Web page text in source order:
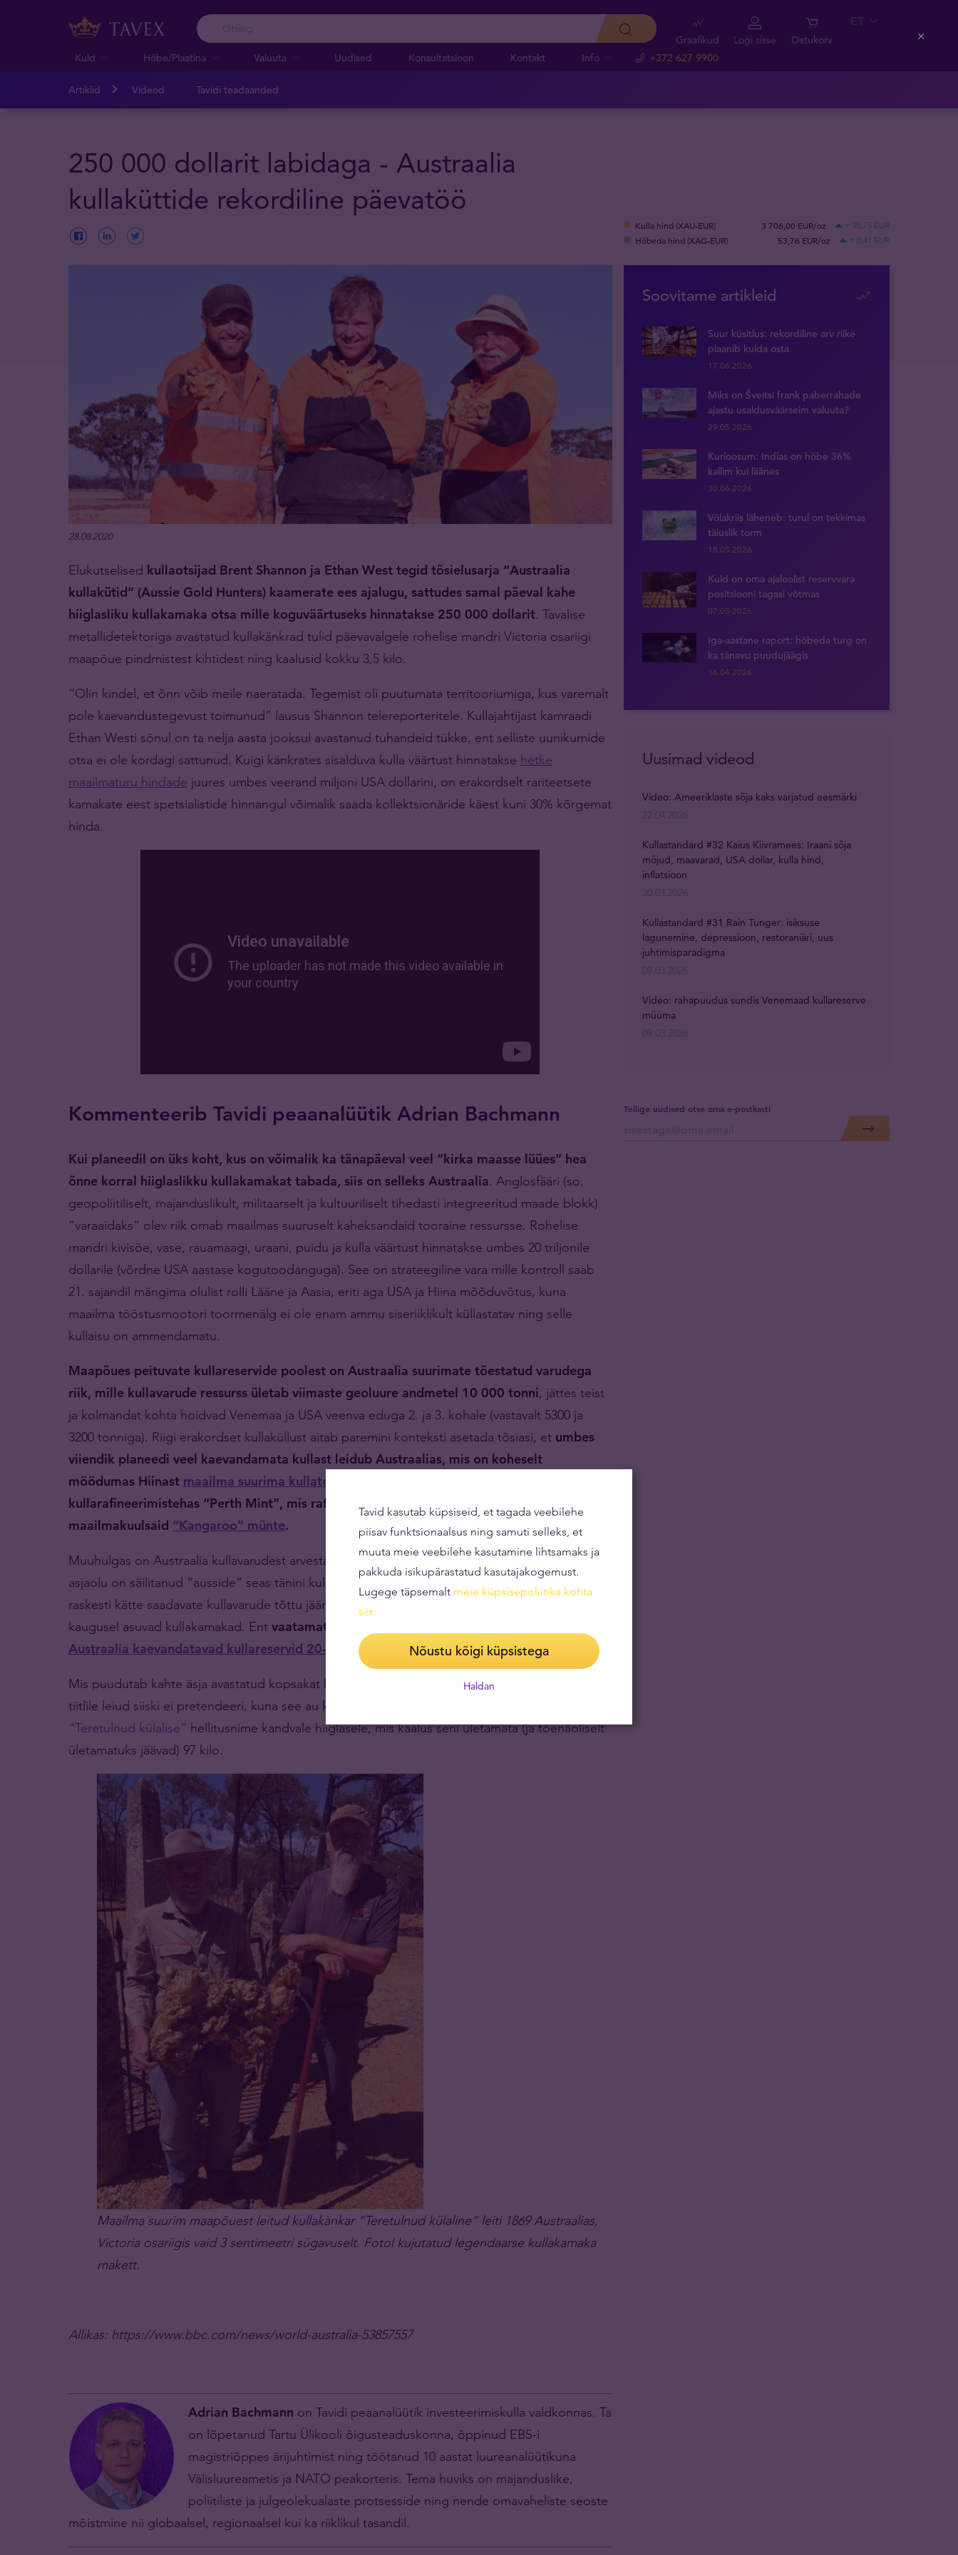
Kuld Hõbe/Plaatina Valuuta Uudised Konsultatsioon Kontakt Info +372 627 9900
Graafikud Logi sisse Ostukorv
ET
Artiklid Videod Tavidi teadaanded
250 000 dollarit labidaga - Austraalia
kullaküttide rekordiline päevatöö
Kulla hind (XAU-EUR) 3 706,00 EUR/oz + 95,75 EUR
Hõbeda hind (XAG-EUR) 53,76 EUR/oz + 0,41 EUR
28.08.2020
Elukutselised kullaotsijad Brent Shannon ja Ethan West tegid tõsielusarja “Austraalia
kullakütid” (Aussie Gold Hunters) kaamerate ees ajalugu, sattudes samal päeval kahe
hiiglasliku kullakamaka otsa mille koguväärtuseks hinnatakse 250 000 dollarit. Tavalise
metallidetektoriga avastatud kullakänkrad tulid päevavalgele rohelise mandri Victoria osariigi
maapõue pindmistest kihtidest ning kaalusid kokku 3,5 kilo.
“Olin kindel, et õnn võib meile naeratada. Tegemist oli puutumata territooriumiga, kus varemalt
pole kaevandustegevust toimunud” lausus Shannon telereporteritele. Kullajahtijast kamraadi
Ethan Westi sõnul on ta nelja aasta jooksul avastanud tuhandeid tükke, ent selliste uunikumide
otsa ei ole kordagi sattunud. Kuigi känkrates sisalduva kulla väärtust hinnatakse hetke
maailmaturu hindade juures umbes veerand miljoni USA dollarini, on erakordselt rariteetsete
kamakate eest spetsialistide hinnangul võimalik saada kollektsionäride käest kuni 30% kõrgemat
hinda.
Kommenteerib Tavidi peaanalüütik Adrian Bachmann
Kui planeedil on üks koht, kus on võimalik ka tänapäeval veel “kirka maasse lüües” hea
õnne korral hiiglaslikku kullakamakat tabada, siis on selleks Austraalia. Anglosfääri (so.
geopoliitiliselt, majanduslikult, militaarselt ja kultuuriliselt tihedasti integreeritud maade blokk)
“varaaidaks” olev riik omab maailmas suuruselt kaheksandaid tooraine ressursse. Rohelise
mandri kivisöe, vase, rauamaagi, uraani, puidu ja kulla väärtust hinnatakse umbes 20 triljonile
dollarile (võrdne USA aastase kogutoodanguga). See on strateegiline vara mille kontroll saab
21. sajandil mängima olulist rolli Lääne ja Aasia, eriti aga USA ja Hiina mõõduvõtus, kuna
maailma tööstusmootori toormenälg ei ole enam ammu siseriiklikult küllastatav ning selle
kullaisu on ammendamatu.
Maapõues peituvate kullareservide poolest on Austraalia suurimate tõestatud varudega
riik, mille kullavarude ressurss ületab viimaste geoluure andmetel 10 000 tonni, jättes teist
ja kolmandat kohta hoidvad Venemaa ja USA veenva eduga 2. ja 3. kohale (vastavalt 5300 ja
3200 tonniga). Riigi erakordset kullaküllust aitab paremini konteksti asetada tõsiasi, et umbes
viiendik planeedi veel kaevandamata kullast leidub Austraalias, mis on koheselt
möödumas Hiinast maailma suurima kullatootjana
kullarafineerimistehas “Perth Mint”, mis rafineerib 90% riigi kullatoodangust ning toodab
maailmakuulsaid “Kangaroo” münte.
Muuhulgas on Austraalia kullavarudest arvestatav osa suhteliselt lihtsasti kättesaadav. Antud
asjaolu on säilitanud “ausside” seas tänini kullajahtijate subkultuuri, mis on mujal maailmas
raskesti kätte saadavate kullavarude tõttu jäänud täpselt sama haruldaseks nagu kirkalöögi
kaugusel asuvad kullakamakad. Ent vaatamata muljetavaldavatele reservidele
Austraalia kaevandatavad kullareservid 20-25 aasta jooksul otsa lõppema.
Mis puudutab kahte äsja avastatud kopsakat kullakänkrat, siis läbi aegade suurima kullakamaka
tiitlile leiud siiski ei pretendeeri, kuna see au kuulub 1869. aastal (samuti Victoria osariigis) leitud
“Teretulnud külalise” hellitusnime kandvale hiiglasele, mis kaalus seni ületamata (ja tõenäoliselt
ületamatuks jäävad) 97 kilo.
Maailma suurim maapõuest leitud kullakänkar “Teretulnud külaline” leiti 1869 Austraalias,
Victoria osariigis vaid 3 sentimeetri sügavuselt. Fotol kujutatud legendaarse kullakamaka
makett.
Allikas: https://www.bbc.com/news/world-australia-53857557
Adrian Bachmann on Tavidi peaanalüütik investeerimiskulla valdkonnas. Ta
on lõpetanud Tartu Ülikooli õigusteaduskonna, õppinud EBS-i
magistriõppes ärijuhtimist ning töötanud 10 aastat luureanalüütikuna
Välisluureametis ja NATO peakorteris. Tema huviks on majanduslike,
poliitiliste ja julgeolekualaste protsesside ning nende omavaheliste seoste
mõistmine nii globaalsel, regionaalsel kui ka riiklikul tasandil.
Soovitame artikleid
Suur küsitlus: rekordiline arv riike
plaanib kulda osta
17.06.2026
Miks on Šveitsi frank paberrahade
ajastu usaldusväärseim valuuta?
29.05.2026
Kurioosum: Indias on hõbe 36%
kallim kui läänes
30.06.2026
Võlakriis läheneb: turul on tekkimas
täiuslik torm
18.05.2026
Kuld on oma ajaloolist reservvara
positsiooni tagasi võtmas
07.05.2026
Iga-aastane raport: hõbeda turg on
ka tänavu puudujäägis
16.04.2026
Tellige uudised otse oma e-postkasti
Uusimad videod
Video: Ameeriklaste sõja kaks varjatud eesmärki
Kullastandard #32 Kaius Kiivramees: Iraani sõja
mõjud, maavarad, USA dollar, kulla hind,
inflatsioon
Kullastandard #31 Rain Tunger: isiksuse
lagunemine, depressioon, restoraniäri, uus
juhtimisparadigma
Video: rahapuudus sundis Venemaad kullareserve
müüma
Tavid kasutab küpsiseid, et tagada veebilehe
piisav funktsionaalsus ning samuti selleks, et
muuta meie veebilehe kasutamine lihtsamaks ja
pakkuda isikupärastatud kasutajakogemust.
Lugege täpsemalt meie küpsisepoliitika kohta
siit.
Nõustu kõigi küpsistega
Haldan
Close